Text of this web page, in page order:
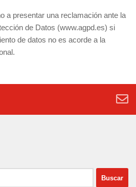
a presentar una reclamación ante la
de Datos (www.agpd.es) si
de datos no es acorde a la